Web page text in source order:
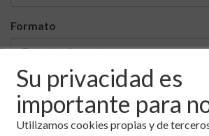
Su privacidad es
importante para
Utilizamos cookies propias y de
Formato
Realizado por